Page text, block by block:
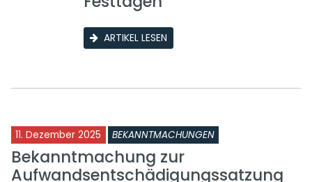
ARTIKEL LESEN
11. Dezember 2025 BEKANNTMACHUNGEN
Bekanntmachung zur
Aufwandsentschädigungssatzung